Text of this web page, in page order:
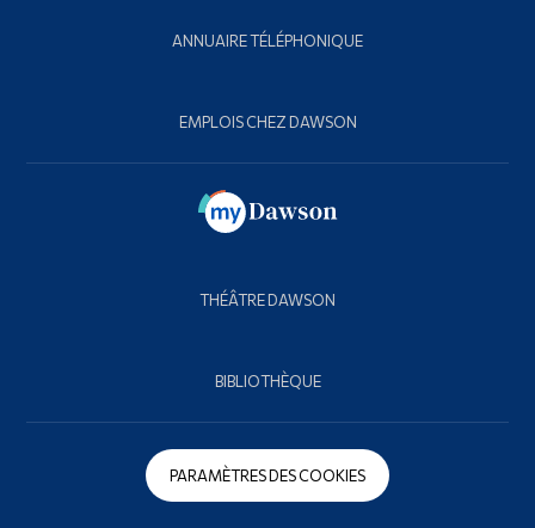
ANNUAIRE TÉLÉPHONIQUE
EMPLOIS CHEZ DAWSON
THÉÂTRE DAWSON
BIBLIOTHÈQUE
PARAMÈTRES DES COOKIES